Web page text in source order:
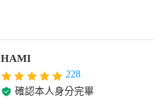
HAMI
228
確認本人身分完畢